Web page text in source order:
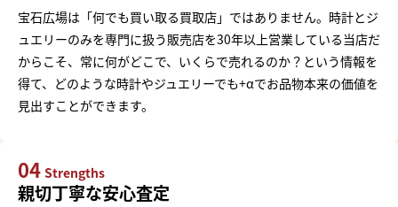
宝石広場は「何でも買い取る買取店」ではありません。時計とジ
ュエリーのみを専門に扱う販売店を30年以上営業している当店だ
からこそ、常に何がどこで、いくらで売れるのか？という情報を
得て、どのような時計やジュエリーでも+αでお品物本来の価値を
見出すことができます。
04 Strengths
親切丁寧な安心査定